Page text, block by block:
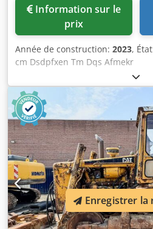
prix
Année de construction: 2023,
cm Dsdpfxen Tm Dqs Afmekr
Enregistrer la